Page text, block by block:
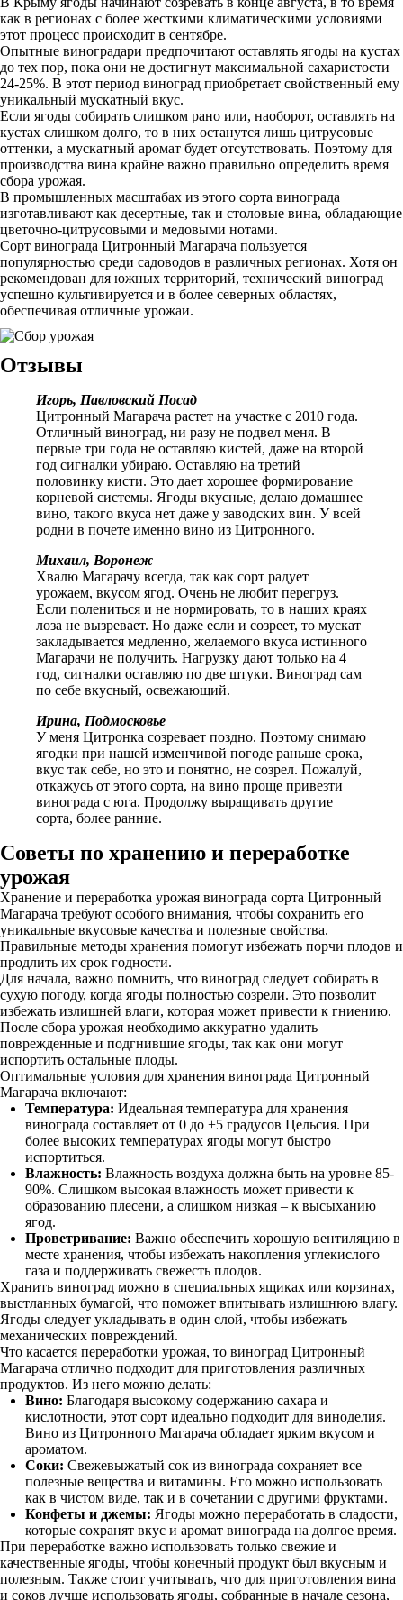
как в регионах с более жесткими климатическими условиями
этот процесс происходит в сентябре.
Опытные виноградари предпочитают оставлять ягоды на кустах
до тех пор, пока они не достигнут максимальной сахаристости –
24-25%. В этот период виноград приобретает свойственный ему
уникальный мускатный вкус.
Если ягоды собирать слишком рано или, наоборот, оставлять на
кустах слишком долго, то в них останутся лишь цитрусовые
оттенки, а мускатный аромат будет отсутствовать. Поэтому для
производства вина крайне важно правильно определить время
сбора урожая.
В промышленных масштабах из этого сорта винограда
изготавливают как десертные, так и столовые вина, обладающие
цветочно-цитрусовыми и медовыми нотами.
Сорт винограда Цитронный Магарача пользуется
популярностью среди садоводов в различных регионах. Хотя он
рекомендован для южных территорий, технический виноград
успешно культивируется и в более северных областях,
обеспечивая отличные урожаи.
Отзывы
Игорь, Павловский Посад
Цитронный Магарача растет на участке с 2010 года.
Отличный виноград, ни разу не подвел меня. В
первые три года не оставляю кистей, даже на второй
год сигналки убираю. Оставляю на третий
половинку кисти. Это дает хорошее формирование
корневой системы. Ягоды вкусные, делаю домашнее
вино, такого вкуса нет даже у заводских вин. У всей
родни в почете именно вино из Цитронного.
Михаил, Воронеж
Хвалю Магарачу всегда, так как сорт радует
урожаем, вкусом ягод. Очень не любит перегруз.
Если полениться и не нормировать, то в наших краях
лоза не вызревает. Но даже если и созреет, то мускат
закладывается медленно, желаемого вкуса истинного
Магарачи не получить. Нагрузку дают только на 4
год, сигналки оставляю по две штуки. Виноград сам
по себе вкусный, освежающий.
Ирина, Подмосковье
У меня Цитронка созревает поздно. Поэтому снимаю
ягодки при нашей изменчивой погоде раньше срока,
вкус так себе, но это и понятно, не созрел. Пожалуй,
откажусь от этого сорта, на вино проще привезти
винограда с юга. Продолжу выращивать другие
сорта, более ранние.
Советы по хранению и переработке
урожая
Хранение и переработка урожая винограда сорта Цитронный
Магарача требуют особого внимания, чтобы сохранить его
уникальные вкусовые качества и полезные свойства.
Правильные методы хранения помогут избежать порчи плодов и
продлить их срок годности.
Для начала, важно помнить, что виноград следует собирать в
сухую погоду, когда ягоды полностью созрели. Это позволит
избежать излишней влаги, которая может привести к гниению.
После сбора урожая необходимо аккуратно удалить
поврежденные и подгнившие ягоды, так как они могут
испортить остальные плоды.
Оптимальные условия для хранения винограда Цитронный
Магарача включают:
Температура: Идеальная температура для хранения
винограда составляет от 0 до +5 градусов Цельсия. При
более высоких температурах ягоды могут быстро
испортиться.
Влажность: Влажность воздуха должна быть на уровне 85-
90%. Слишком высокая влажность может привести к
образованию плесени, а слишком низкая – к высыханию
ягод.
Проветривание: Важно обеспечить хорошую вентиляцию в
месте хранения, чтобы избежать накопления углекислого
газа и поддерживать свежесть плодов.
Хранить виноград можно в специальных ящиках или корзинах,
выстланных бумагой, что поможет впитывать излишнюю влагу.
Ягоды следует укладывать в один слой, чтобы избежать
механических повреждений.
Что касается переработки урожая, то виноград Цитронный
Магарача отлично подходит для приготовления различных
продуктов. Из него можно делать:
Вино: Благодаря высокому содержанию сахара и
кислотности, этот сорт идеально подходит для виноделия.
Вино из Цитронного Магарача обладает ярким вкусом и
ароматом.
Соки: Свежевыжатый сок из винограда сохраняет все
полезные вещества и витамины. Его можно использовать
как в чистом виде, так и в сочетании с другими фруктами.
Конфеты и джемы: Ягоды можно переработать в сладости,
которые сохранят вкус и аромат винограда на долгое время.
При переработке важно использовать только свежие и
качественные ягоды, чтобы конечный продукт был вкусным и
полезным. Также стоит учитывать, что для приготовления вина
и соков лучше использовать ягоды, собранные в начале сезона,